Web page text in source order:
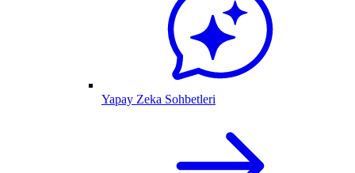
Yapay Zeka Sohbetleri